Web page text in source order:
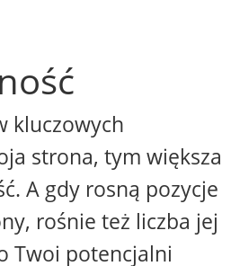
kluczowych
strona, tym większa
A gdy rosną pozycje
rośnie też liczba jej
Twoi potencjalni